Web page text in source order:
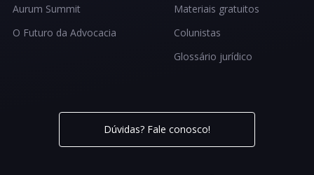
Aurum Summit
O Futuro da Advocacia
Materiais gratuitos
Colunistas
Glossário jurídico
Dúvidas? Fale conosco!